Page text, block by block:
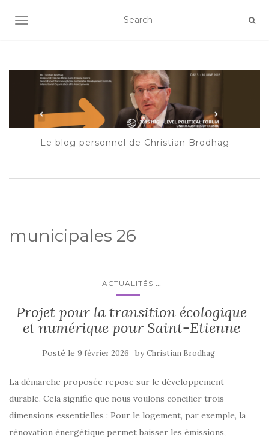
AFFICHER/MASQUER LA NAVIGATION
Le blog personnel de Christian Brodhag
municipales 26
ACTUALITÉS ...
Projet pour la transition écologique
et numérique pour Saint-Etienne
Posté le 9 février 2026 byChristian Brodhag
La démarche proposée repose sur le développement
durable. Cela signifie que nous voulons concilier trois
dimensions essentielles : Pour le logement, par exemple, la
rénovation énergétique permet baisser les émissions,